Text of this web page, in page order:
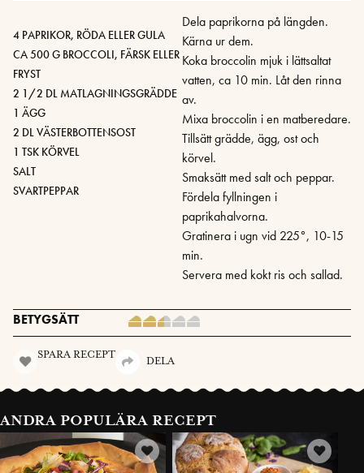
4 PAPRIKOR, RÖDA ELLER GULA
CA 500 G BROCCOLI, FÄRSK ELLER
FRYST
2 1/2 DL MATLAGNINGSGRÄDDE
1 ÄGG
2 DL VÄSTERBOTTENSOST
1 TSK KÖRVEL
SALT
SVARTPEPPAR
Dela paprikorna på längden.
Kärna ur dem.
Koka broccolin mjuk i lättsaltat
vatten, ca 10 min. Låt den rinna
av.
Mixa broccolin i en matberedare.
Tillsätt grädde, ägg, ost och
körvel.
Smaksätt med salt och peppar.
Fördela fyllningen i
paprikahalvorna.
Gratinera i ugn vid 225°, 10-15
min.
Servera med kokt ris och sallad.
BETYGSÄTT
SPARA RECEPT
DELA
ANDRA POPULÄRA RECEPT